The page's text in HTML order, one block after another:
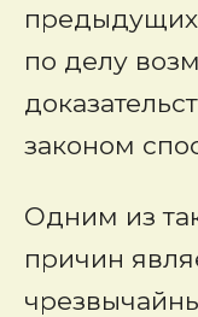
предыдущих
по делу
законом
Одним из
причин